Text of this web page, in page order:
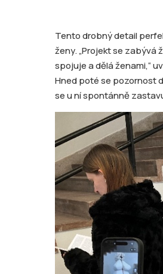
Tento drobný detail
ženy. „Projekt se zabývá
spojuje a dělá ženami,“
Hned poté se pozornost
se u ní spontánně